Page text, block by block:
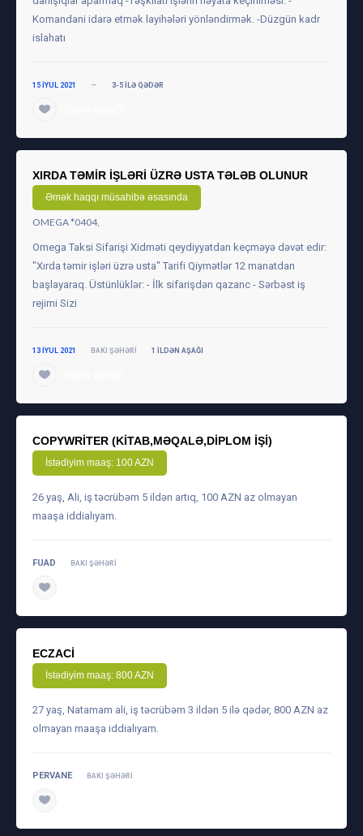
Komandani idarə etmək layihələri yönləndirmək. -Düzgün kadr
islahatı
15 IYUL 2021 — 3-5 ILƏ QƏDƏR
XIRDA TƏMIR IŞLƏRI ÜZRƏ USTA TƏLƏB OLUNUR
Əmək haqqı müsahibə əsasında
OMEGA *0404,
Omega Taksi Sifarişi Xidməti qeydiyyatdan keçməyə dəvət edir:
"Xırda təmir işləri üzrə usta" Tarifi Qiymətlər 12 manatdan
başlayaraq. Üstünlüklər: - İlk sifarişdən qazanc - Sərbəst iş
rejimi Sizi
13 IYUL 2021 BAKI ŞƏHƏRI 1 ILDƏN AŞAĞI
COPYWRITER (KITAB,MƏQALƏ,DIPLOM IŞI)
İstədiyim maaş: 100 AZN
26 yaş, Ali, iş təcrübəm 5 ildən artıq, 100 AZN az olmayan
maaşa iddialıyam.
FUAD BAKI ŞƏHƏRI
ECZACI
İstədiyim maaş: 800 AZN
27 yaş, Natamam ali, iş təcrübəm 3 ildən 5 ilə qədər, 800 AZN az
olmayan maaşa iddialıyam.
PERVANE BAKI ŞƏHƏRI